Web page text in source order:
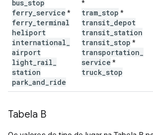
bus stop
ferry service *
ferry terminal
heliport
international
airport
light rail
station
park and ride
*
tram stop *
transit depot
transit station
transit stop *
transportation
service *
truck stop
Tabela B